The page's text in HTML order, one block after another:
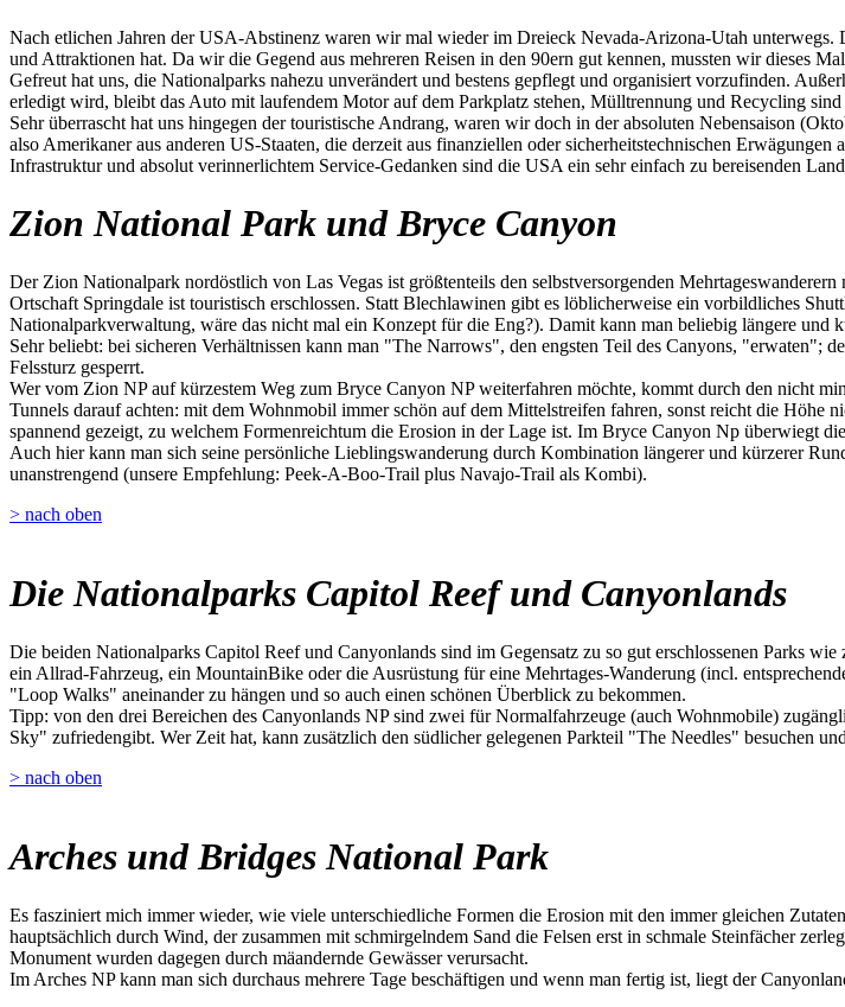
Nach etlichen Jahren der USA-Abstinenz waren wir mal wieder im Dreieck Nevada-Arizona-Utah
und Attraktionen hat. Da wir die Gegend aus mehreren Reisen in den 90ern gut kennen, mussten wir dieses
Gefreut hat uns, die Nationalparks nahezu unverändert und bestens gepflegt und organisiert vorzufinden.
erledigt wird, bleibt das Auto mit laufendem Motor auf dem Parkplatz stehen, Mülltrennung und Recycling
Sehr überrascht hat uns hingegen der touristische Andrang, waren wir doch in der absoluten Nebensaison
also Amerikaner aus anderen US-Staaten, die derzeit aus finanziellen oder sicherheitstechnischen
Infrastruktur und absolut verinnerlichtem Service-Gedanken sind die USA ein sehr einfach zu bereisenden
Zion National Park und Bryce Canyon
Der Zion Nationalpark nordöstlich von Las Vegas ist größtenteils den selbstversorgenden
Ortschaft Springdale ist touristisch erschlossen. Statt Blechlawinen gibt es löblicherweise ein vorbildliches
Nationalparkverwaltung, wäre das nicht mal ein Konzept für die Eng?). Damit kann man beliebig längere und
Sehr beliebt: bei sicheren Verhältnissen kann man "The Narrows", den engsten Teil des Canyons,
Felssturz gesperrt.
Wer vom Zion NP auf kürzestem Weg zum Bryce Canyon NP weiterfahren möchte, kommt durch den nicht
Tunnels darauf achten: mit dem Wohnmobil immer schön auf dem Mittelstreifen fahren, sonst reicht die Höhe
spannend gezeigt, zu welchem Formenreichtum die Erosion in der Lage ist. Im Bryce Canyon Np überwiegt
Auch hier kann man sich seine persönliche Lieblingswanderung durch Kombination längerer und kürzerer
unanstrengend (unsere Empfehlung: Peek-A-Boo-Trail plus Navajo-Trail als Kombi).
> nach oben
Die Nationalparks Capitol Reef und Canyonlands
Die beiden Nationalparks Capitol Reef und Canyonlands sind im Gegensatz zu so gut erschlossenen Parks
ein Allrad-Fahrzeug, ein MountainBike oder die Ausrüstung für eine Mehrtages-Wanderung (incl.
"Loop Walks" aneinander zu hängen und so auch einen schönen Überblick zu bekommen.
Tipp: von den drei Bereichen des Canyonlands NP sind zwei für Normalfahrzeuge (auch Wohnmobile)
Sky" zufriedengibt. Wer Zeit hat, kann zusätzlich den südlicher gelegenen Parkteil "The Needles" besuchen
> nach oben
Arches und Bridges National Park
Es fasziniert mich immer wieder, wie viele unterschiedliche Formen die Erosion mit den immer gleichen
hauptsächlich durch Wind, der zusammen mit schmirgelndem Sand die Felsen erst in schmale Steinfächer
Monument wurden dagegen durch mäandernde Gewässer verursacht.
Im Arches NP kann man sich durchaus mehrere Tage beschäftigen und wenn man fertig ist, liegt der